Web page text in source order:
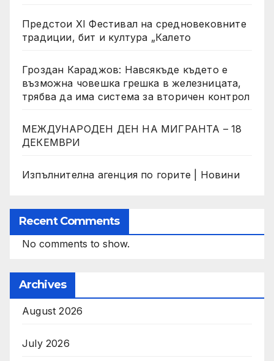
Предстои XI Фестивал на средновековните
традиции, бит и култура „Калето
Гроздан Караджов: Навсякъде където е
възможна човешка грешка в железницата,
трябва да има система за вторичен контрол
МЕЖДУНАРОДЕН ДЕН НА МИГРАНТА – 18
ДЕКЕМВРИ
Изпълнителна агенция по горите | Новини
Recent Comments
No comments to show.
Archives
August 2026
July 2026